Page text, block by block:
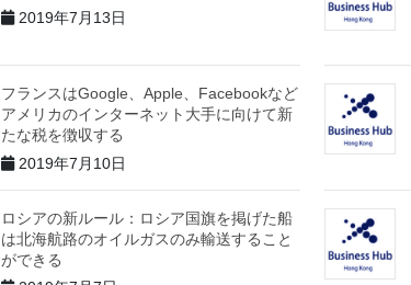
2019年7月13日
フランスはGoogle、Apple、Facebookなど
アメリカのインターネット大手に向けて新
たな税を徴収する
2019年7月10日
ロシアの新ルール：ロシア国旗を掲げた船
は北海航路のオイルガスのみ輸送すること
ができる